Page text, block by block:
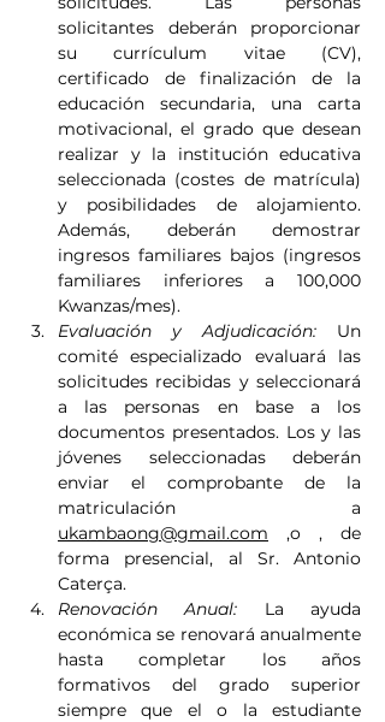
solicitantes deberán proporcionar
su currículum vitae (CV),
certificado de finalización de la
educación secundaria, una carta
motivacional, el grado que desean
realizar y la institución educativa
seleccionada (costes de matrícula)
y posibilidades de alojamiento.
Además, deberán demostrar
ingresos familiares bajos (ingresos
familiares inferiores a 100,000
Kwanzas/mes).
Evaluación y Adjudicación: Un
comité especializado evaluará las
solicitudes recibidas y seleccionará
a las personas en base a los
documentos presentados. Los y las
jóvenes seleccionadas deberán
enviar el comprobante de la
ukambaong@gmail.com ,o , de
forma presencial, al Sr. Antonio
Caterça.
Renovación Anual: La ayuda
económica se renovará anualmente
hasta completar los años
formativos del grado superior
siempre que el o la estudiante